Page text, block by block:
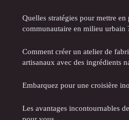
Quelles stratégies pour mettre en
communautaire en milieu urbain
Comment créer un atelier de
artisanaux avec des ingrédients
Embarquez pour une croisière
Les avantages incontournables